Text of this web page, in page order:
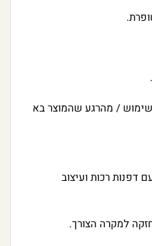
שימוש / מהרגע שהמוצר בא
דפנות רכות ועיצוב
למקרה הצורך.